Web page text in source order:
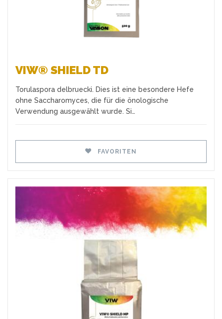
VIW® SHIELD TD
Torulaspora delbruecki. Dies ist eine besondere Hefe
ohne Saccharomyces, die für die önologische
Verwendung ausgewählt wurde. Si…
FAVORITEN
Favoriten